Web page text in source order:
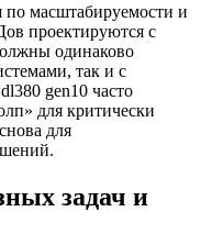
по масштабируемости и
проектируются с
одинаково
так и с
gen10 часто
для критически
для
задач и